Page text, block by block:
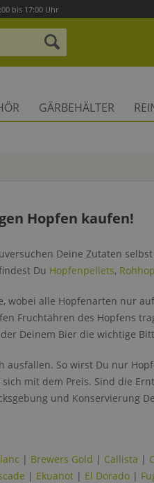
bis 17:00 Uhr
GÄRBEHÄLTER
Hopfen kaufen!
Deine Zutaten
Du Hopfenpellets,
wobei alle Hopfenarten nur
Fruchtähren des Hopfens
Deinem Bier die wichtige
So wirst Du nur
mit dem Preis. Sind die
und Konservierung
| Brewers Gold | Callista |
| Ekuanot | El Dorado |